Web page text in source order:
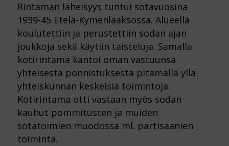
Rintaman läheisyys tuntui sotavuosina
1939-45 Etelä-Kymenlaaksossa. Alueella
koulutettiin ja perustettiin sodan ajan
joukkoja sekä käytiin taisteluja. Samalla
kotirintama kantoi oman vastuunsa
yhteisestä ponnistuksesta pitämällä yllä
yhteiskunnan keskeisiä toimintoja.
Kotirintama otti vastaan myös sodan
kauhut pommitusten ja muiden
sotatoimien muodossa ml. partisaanien
toiminta.